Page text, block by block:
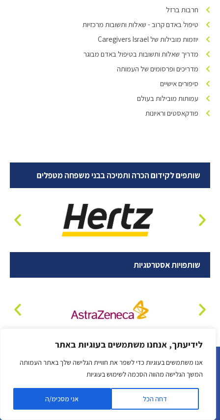
לידיעתך, אנחנו משתמשים בעוגיות באתר
אנו משתמשים בעוגיות כדי לשפר את חוויית הגלישה שלך באתר העמותה
המשך הגלישה מהווה הסכמה לשימוש בעוגיות
דחה הכל אני מסכימ/ה
חרבות ברזל
טיפול באדם קרוב - שאלות ותשובות מרכזיות
יוזמות מובילות של Caregivers Israel
מדריך שאלות ותשובות בטיפול באדם מבוגר
מדריכים ופרסומים של העמותה
סיפורים אישיים
עמותות מובילות בעולם
פודקאסטים וראיונות
שותפים לקידום הכרה ותמיכה בבני משפחה מטפלים
שותפויות אסטרטגיות
פרטים להתקשרות